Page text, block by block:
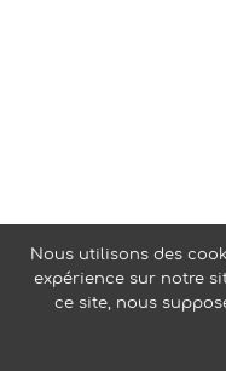
Nous utilisons des
expérience sur notre
ce site, nous